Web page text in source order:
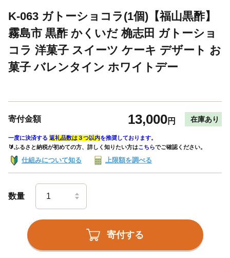
K-063 ガトーショコラ(1個)【福山黒酢】
霧島市 黒酢 かくいだ 桷志田 ガトーショ
コラ 洋菓子 スイーツ ケーキ デザート お
菓子 バレンタイン ホワイトデー
寄付金額 13,000円 在庫あり
一度に決済する 返礼品数は３つ以内を推奨しております。
🔰ふるさと納税が初めての方、詳しく知りたい方はこちらでご確認ください。
仕組みについて知る 上限額を調べる
数量
寄付する